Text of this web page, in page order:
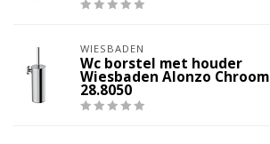
WIESBADEN
Wc borstel met houder
Wiesbaden Alonzo
28.8050